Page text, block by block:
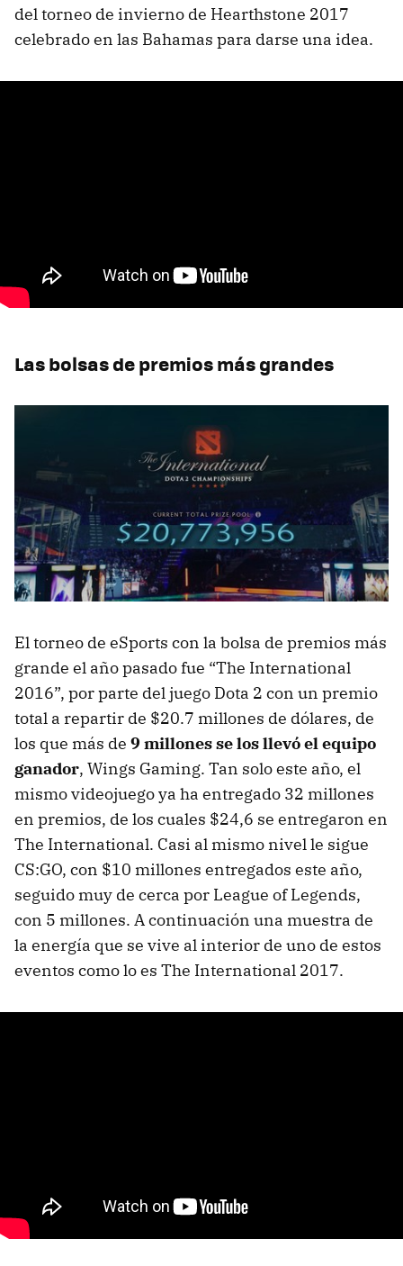
del torneo de invierno de Hearthstone 2017
celebrado en las Bahamas para darse una idea.
Las bolsas de premios más grandes
El torneo de eSports con la bolsa de premios más
grande el año pasado fue “The International
2016”, por parte del juego Dota 2 con un premio
total a repartir de $20.7 millones de dólares, de
los que más de 9 millones se los llevó el equipo
ganador, Wings Gaming. Tan solo este año, el
mismo videojuego ya ha entregado 32 millones
en premios, de los cuales $24,6 se entregaron en
The International. Casi al mismo nivel le sigue
CS:GO, con $10 millones entregados este año,
seguido muy de cerca por League of Legends,
con 5 millones. A continuación una muestra de
la energía que se vive al interior de uno de estos
eventos como lo es The International 2017.